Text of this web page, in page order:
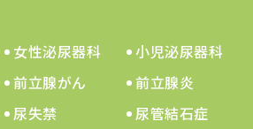
女性泌尿器科
小児泌尿器科
前立腺がん
前立腺炎
尿失禁
尿管結石症